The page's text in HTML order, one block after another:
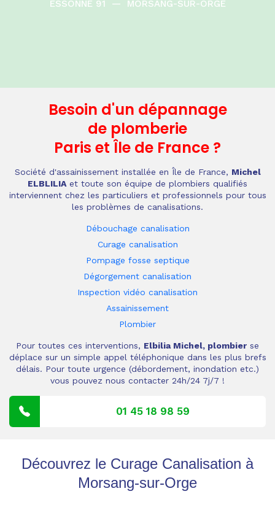
ESSONNE 91
— MORSANG-SUR-ORGE
Besoin d'un dépannage
de plomberie
Paris et Île de France ?
Société d'assainissement installée en Île de France, Michel
ELBLILIA et toute son équipe de plombiers qualifiés
interviennent chez les particuliers et professionnels pour tous
les problèmes de canalisations.
Débouchage canalisation
Curage canalisation
Pompage fosse septique
Dégorgement canalisation
Inspection vidéo canalisation
Assainissement
Plombier
Pour toutes ces interventions, Elbilia Michel, plombier se
déplace sur un simple appel téléphonique dans les plus brefs
délais. Pour toute urgence (débordement, inondation etc.)
vous pouvez nous contacter 24h/24 7j/7 !
01 45 18 98 59
Découvrez le Curage Canalisation à
Morsang-sur-Orge